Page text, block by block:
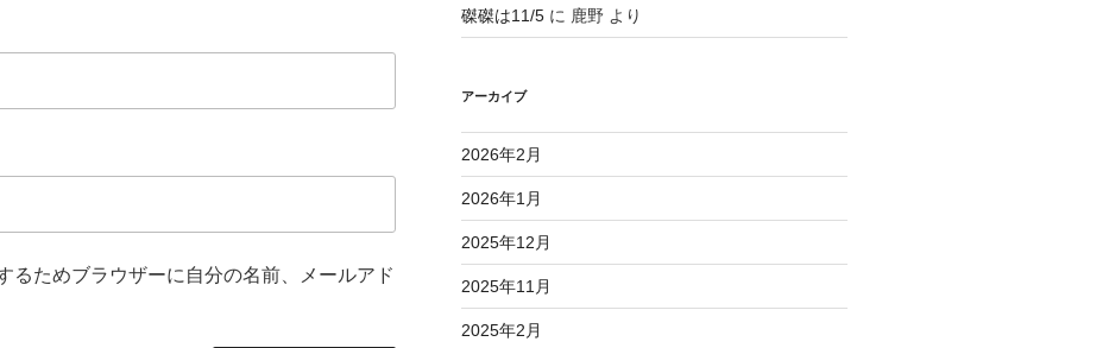
るためブラウザーに自分の名前、メールアド
磔磔は11/5に 鹿野より
アーカイブ
2026年2月
2026年1月
2025年12月
2025年11月
2025年2月